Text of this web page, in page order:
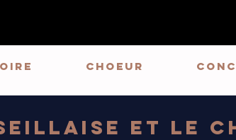
CHOEUR
et le